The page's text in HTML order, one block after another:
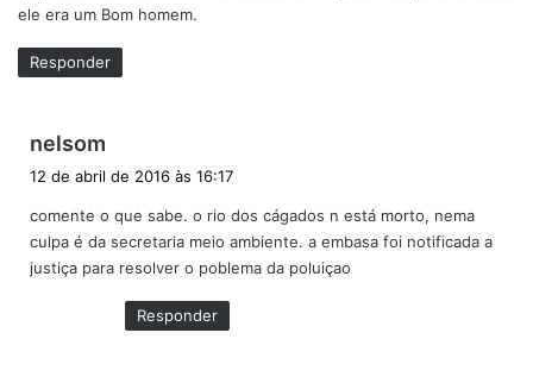
ele era um Bom homem.
Responder
nelsom
s
e
:
12 de abril de 2016 às 16:17
comente o que sabe. o rio dos cágados n está morto, nema
culpa é da secretaria meio ambiente. a embasa foi notificada a
justiça para resolver o poblema da poluiçao
Responder